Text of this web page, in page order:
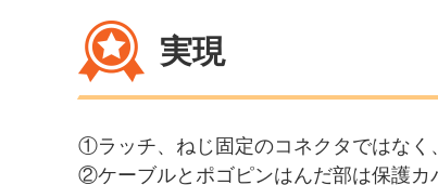
実現
①ラッチ、ねじ固定のコネクタではなく
②ケーブルとポゴピンはんだ部は保護カ